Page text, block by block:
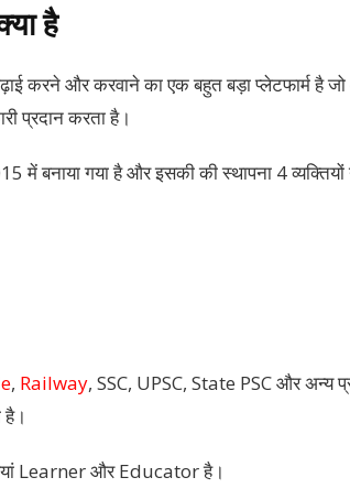
है
करने और करवाने का एक बहुत बड़ा प्लेटफार्म है
प्रदान करता है।
बनाया गया है और इसकी की स्थापना 4
, Railway, SSC, UPSC, State PSC और अन्य
है।
Learner और Educator है।